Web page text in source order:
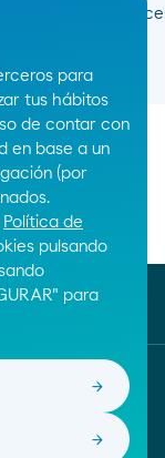
para
tus hábitos
de contar con
en base a un
(por
Política de
pulsando
para
para